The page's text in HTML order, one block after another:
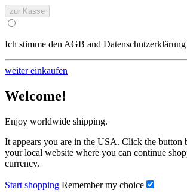
zur Kasse
Ich stimme den AGB and
weiter einkaufen
Welcome!
Enjoy worldwide shipping.
It appears you are in the USA. Click the button
your local website where you can continue
currency.
Start shopping Remember my choice